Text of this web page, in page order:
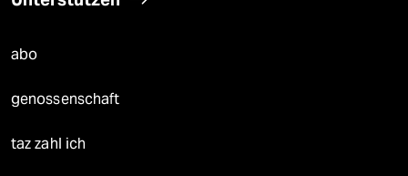
abo
genossenschaft
taz zahl ich